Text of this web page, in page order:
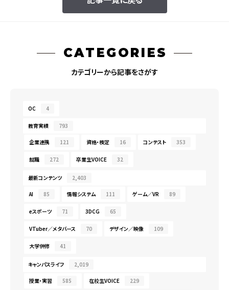
CATEGORIES
カテゴリーから記事をさがす
OC 4
教育実績 793
企業連携 121 資格・検定 16 コンテスト 353
就職 272 卒業生VOICE 32
最新コンテンツ 2,403
AI 85 情報システム 111 ゲーム／VR 89
eスポーツ 71 3DCG 65
VTuber／メタバース 70 デザイン／映像 109
大学併修 41
キャンパスライフ 2,019
授業・実習 585 在校生VOICE 229